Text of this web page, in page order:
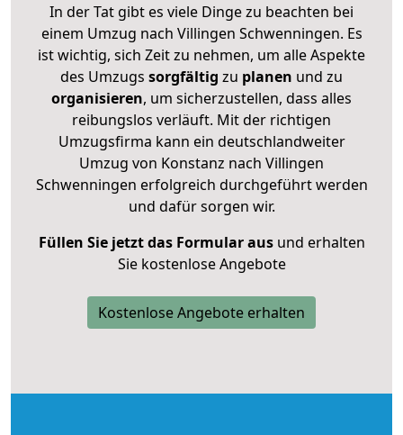
In der Tat gibt es viele Dinge zu beachten bei
einem Umzug nach Villingen Schwenningen. Es
ist wichtig, sich Zeit zu nehmen, um alle Aspekte
des Umzugs sorgfältig zu planen und zu
organisieren, um sicherzustellen, dass alles
reibungslos verläuft. Mit der richtigen
Umzugsfirma kann ein deutschlandweiter
Umzug von Konstanz nach Villingen
Schwenningen erfolgreich durchgeführt werden
und dafür sorgen wir.
Füllen Sie jetzt das Formular ausund erhalten
Sie kostenlose Angebote
Kostenlose Angebote erhalten